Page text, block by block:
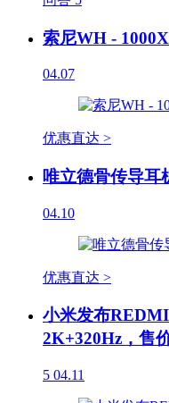
索尼WH -
04.07
优惠直达 >
唯立德骨传导耳
04.10
优惠直达 >
小米发布
2K+320Hz，售
5 04.11